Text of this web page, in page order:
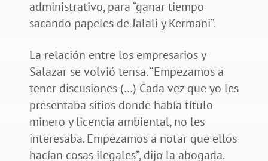
administrativo, para “ganar tiempo
sacando papeles de Jalali y Kermani”.
La relación entre los empresarios y
Salazar se volvió tensa. “Empezamos a
tener discusiones (…) Cada vez que yo les
presentaba sitios donde había título
minero y licencia ambiental, no les
interesaba. Empezamos a notar que ellos
hacían cosas ilegales”, dijo la abogada.